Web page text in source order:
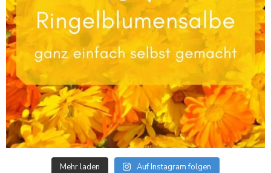
Mehr laden Auf Instagram folgen